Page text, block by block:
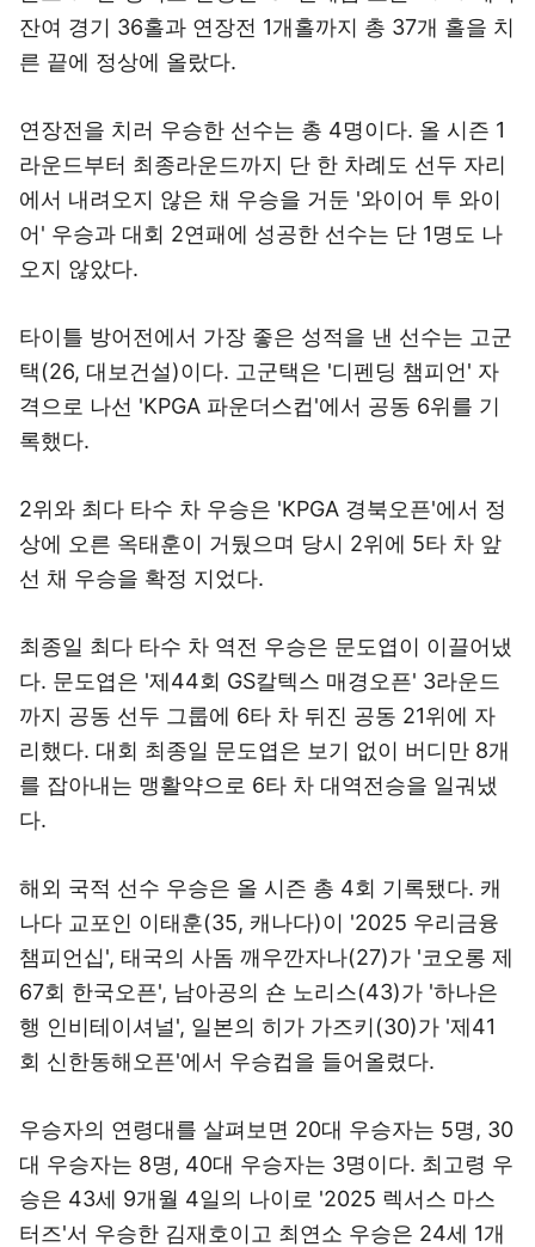
잔여 경기 36홀과 연장전 1개홀까지 총 37개 홀을 치
른 끝에 정상에 올랐다.
연장전을 치러 우승한 선수는 총 4명이다. 올 시즌 1
라운드부터 최종라운드까지 단 한 차례도 선두 자리
에서 내려오지 않은 채 우승을 거둔 '와이어 투 와이
어' 우승과 대회 2연패에 성공한 선수는 단 1명도 나
오지 않았다.
타이틀 방어전에서 가장 좋은 성적을 낸 선수는 고군
택(26, 대보건설)이다. 고군택은 '디펜딩 챔피언' 자
격으로 나선 'KPGA 파운더스컵'에서 공동 6위를 기
록했다.
2위와 최다 타수 차 우승은 'KPGA 경북오픈'에서 정
상에 오른 옥태훈이 거뒀으며 당시 2위에 5타 차 앞
선 채 우승을 확정 지었다.
최종일 최다 타수 차 역전 우승은 문도엽이 이끌어냈
다. 문도엽은 '제44회 GS칼텍스 매경오픈' 3라운드
까지 공동 선두 그룹에 6타 차 뒤진 공동 21위에 자
리했다. 대회 최종일 문도엽은 보기 없이 버디만 8개
를 잡아내는 맹활약으로 6타 차 대역전승을 일궈냈
다.
해외 국적 선수 우승은 올 시즌 총 4회 기록됐다. 캐
나다 교포인 이태훈(35, 캐나다)이 '2025 우리금융
챔피언십', 태국의 사돔 깨우깐자나(27)가 '코오롱 제
67회 한국오픈', 남아공의 숀 노리스(43)가 '하나은
행 인비테이셔널', 일본의 히가 가즈키(30)가 '제41
회 신한동해오픈'에서 우승컵을 들어올렸다.
우승자의 연령대를 살펴보면 20대 우승자는 5명, 30
대 우승자는 8명, 40대 우승자는 3명이다. 최고령 우
승은 43세 9개월 4일의 나이로 '2025 렉서스 마스
터즈'서 우승한 김재호이고 최연소 우승은 24세 1개